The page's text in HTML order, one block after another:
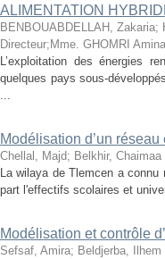
ALIMENTATION
BENBOUABDELLAH, Zakaria;
Directeur;Mme. GHOMRI Amina
L’exploitation des énergies
quelques pays sous-
...
Modélisation d’un
Chellal, Majd; Belkhir, Chaimaa
La wilaya de Tlemcen a connu
part l'effectifs scolaires et
Modélisation et contrôle
Sefsaf, Amira; Beldjerba, Ilhem